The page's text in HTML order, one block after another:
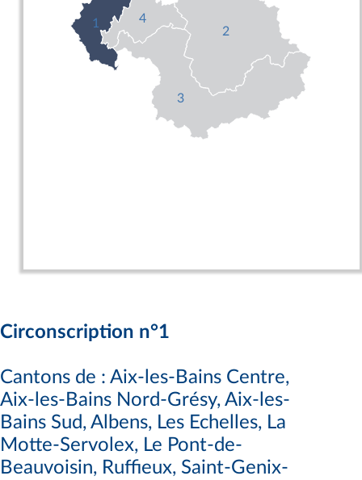
1
2
3
4
Circonscription n°1
Cantons de : Aix-les-Bains Centre,
Aix-les-Bains Nord-Grésy, Aix-les-
Bains Sud, Albens, Les Echelles, La
Motte-Servolex, Le Pont-de-
Beauvoisin, Ruffieux, Saint-Genix-